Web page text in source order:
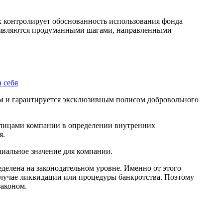
обоснованность использования фонда
продуманными шагами, направленными
себя
и гарантируется эксклюзивным полисом добровольного
лицами компании в определении внутренних
значение для компании.
на законодательном уровне. Именно от этого
ликвидации или процедуры банкротства. Поэтому